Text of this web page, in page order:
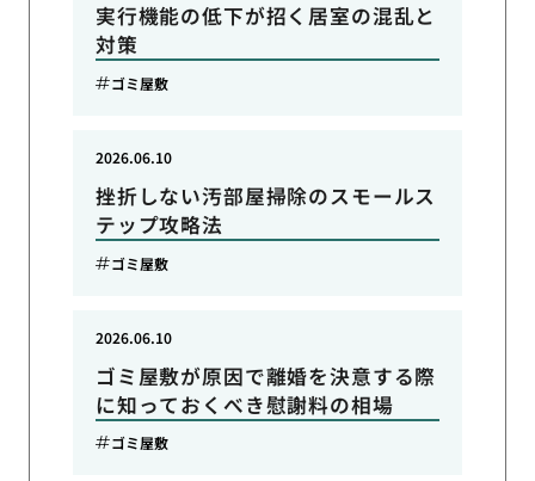
実行機能の低下が招く居室の混乱と
対策
ゴミ屋敷
挫折しない汚部屋掃除のスモールス
テップ攻略法
2026.06.10
ゴミ屋敷
ゴミ屋敷が原因で離婚を決意する際
に知っておくべき慰謝料の相場
2026.06.10
ゴミ屋敷